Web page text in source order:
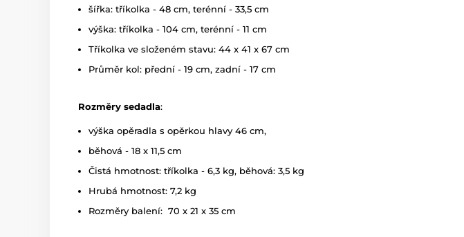
šířka: tříkolka - 48 cm, terénní - 33,5 cm
výška: tříkolka - 104 cm, terénní - 11 cm
Tříkolka ve složeném stavu: 44 x 41 x 67 cm
Průměr kol: přední - 19 cm, zadní - 17 cm
Rozměry sedadla:
výška opěradla s opěrkou hlavy 46 cm,
běhová - 18 x 11,5 cm
Čistá hmotnost: tříkolka - 6,3 kg, běhová: 3,5 kg
Hrubá hmotnost: 7,2 kg
Rozměry balení: 70 x 21 x 35 cm